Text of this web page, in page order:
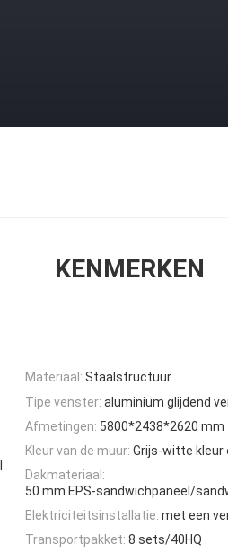
KENMERKEN
Materiaal: Staalstructuur
Tipe venster: aluminium glijdend
Afmetingen: 5800*2438*2620 mm
Kleur van de muur: Grijs-witte kleur
Dakmateriaal:
50 mm EPS-sandwichpaneel/
Elektriciteitsinstallatie: met een
Transportpakket: 8 sets/40HQ